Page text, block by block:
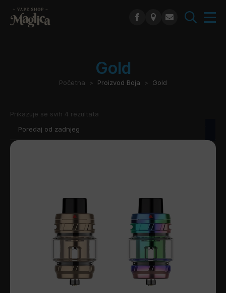
Gold
Početna Proizvod Boja Gold
Prikazuje se svih 4 rezultata